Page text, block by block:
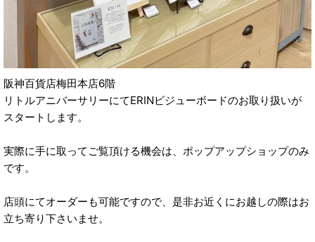
阪神百貨店梅田本店6階
リトルアニバーサリーにてERINビジューボードのお取り扱いが
スタートします。
実際に手に取ってご覧頂ける機会は、ポップアップショップのみ
です。
店頭にてオーダーも可能ですので、是非お近くにお越しの際はお
立ち寄り下さいませ。